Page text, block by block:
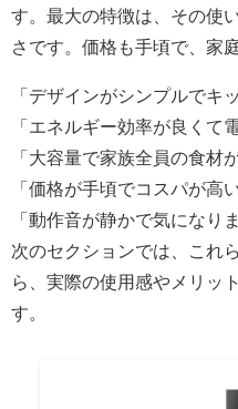
す。最大の特徴は、その使
さです。価格も手頃で、家
「デザインがシンプルでキ
「エネルギー効率が良くて
「大容量で家族全員の食材
「価格が手頃でコスパが高
「動作音が静かで気になり
次のセクションでは、これ
ら、実際の使用感やメリッ
す。